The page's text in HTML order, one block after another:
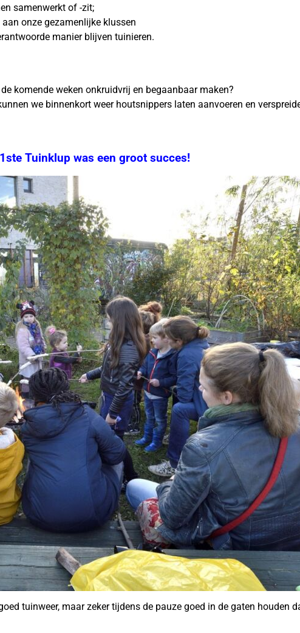
samenwerkt of -zit;
onze gezamenlijke klussen
manier blijven tuinieren.
komende weken onkruidvrij en begaanbaar maken?
we binnenkort weer houtsnippers laten aanvoeren en
1ste Tuinklup was een groot succes!
tuinweer, maar zeker tijdens de pauze goed in de gaten houden